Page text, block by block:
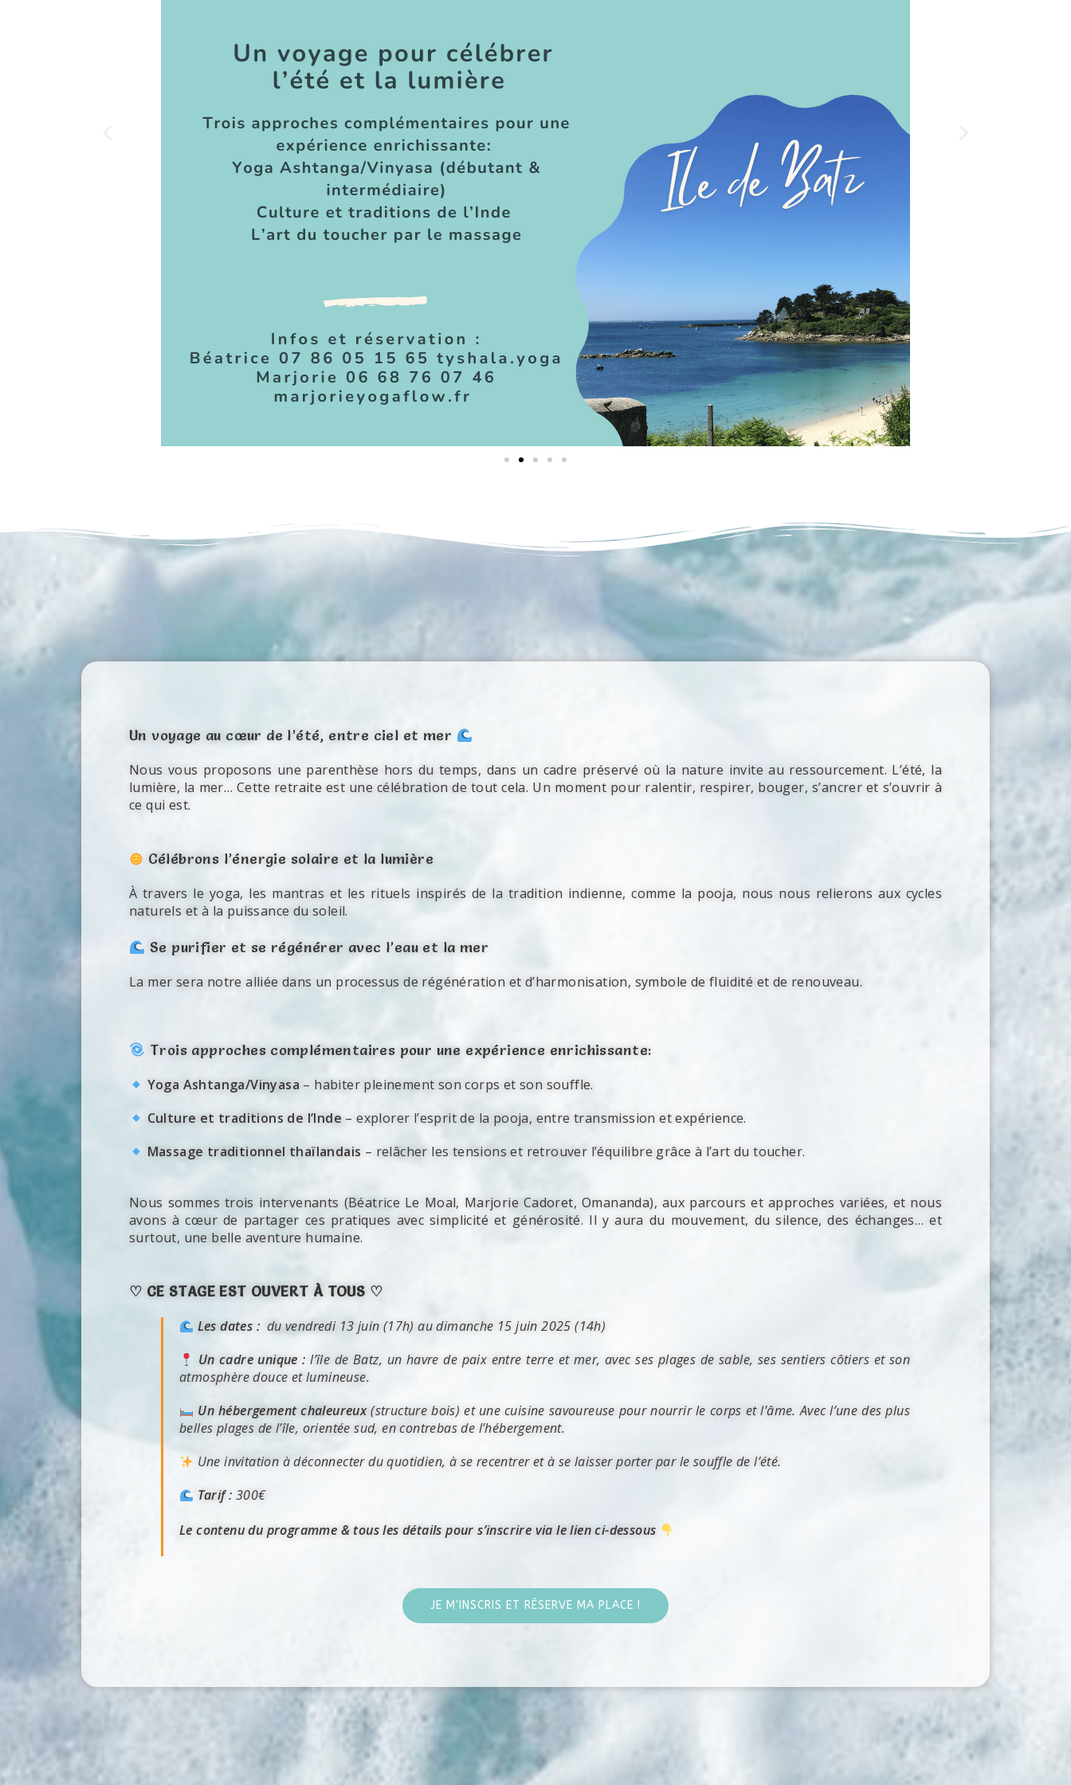
Un voyage au cœur de l’été, entre ciel et mer
Nous vous proposons une parenthèse hors du temps, dans un cadre préservé où la nature invite au ressourcement. L’été, la
lumière, la mer… Cette retraite est une célébration de tout cela. Un moment pour ralentir, respirer, bouger, s’ancrer et s’ouvrir à
ce qui est.
Célébrons l’énergie solaire et la lumière
À travers le yoga, les mantras et les rituels inspirés de la tradition indienne, comme la pooja, nous nous relierons aux cycles
naturels et à la puissance du soleil.
Se purifier et se régénérer avec l’eau et la mer
La mer sera notre alliée dans un processus de régénération et d’harmonisation, symbole de fluidité et de renouveau.
Trois approches complémentaires pour une expérience enrichissante:
Yoga Ashtanga/Vinyasa – habiter pleinement son corps et son souffle.
Culture et traditions de l’Inde – explorer l’esprit de la pooja, entre transmission et expérience.
Massage traditionnel thaïlandais – relâcher les tensions et retrouver l’équilibre grâce à l’art du toucher.
Nous sommes trois intervenants (Béatrice Le Moal, Marjorie Cadoret, Omananda), aux parcours et approches variées, et nous
avons à cœur de partager ces pratiques avec simplicité et générosité. Il y aura du mouvement, du silence, des échanges… et
surtout, une belle aventure humaine.
♡ CE STAGE EST OUVERT À TOUS ♡
Les dates : du vendredi 13 juin (17h) au dimanche 15 juin 2025 (14h)
Un cadre unique :l’île de Batz, un havre de paix entre terre et mer, avec ses plages de sable, ses sentiers côtiers et son
atmosphère douce et lumineuse.
Un hébergement chaleureux(structure bois) et une cuisine savoureuse pour nourrir le corps et l’âme. Avec l’une des plus
belles plages de l’île, orientée sud, en contrebas de l’hébergement.
Une invitation à déconnecter du quotidien, à se recentrer et à se laisser porter par le souffle de l’été.
Tarif : 300€
Le contenu du programme & tous les détails pour s’inscrire via le lien ci-dessous
JE M'INSCRIS ET RÉSERVE MA PLACE !